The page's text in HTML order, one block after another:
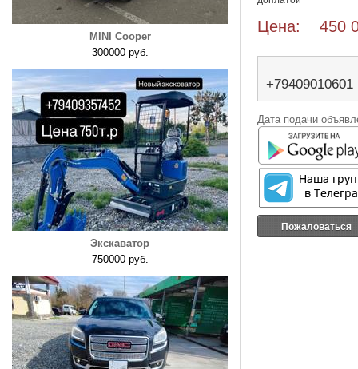
MINI Cooper
300000 руб.
Экскаватор
750000 руб.
Цена: 450
+79409010601
Дата подачи
Пожаловаться